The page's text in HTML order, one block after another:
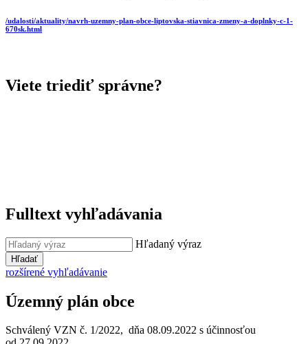
/udalosti/aktuality/navrh-uzemny-plan-obce-liptovska-stiavnica-zmeny-a-doplnky-c-1-
670sk.html
Viete triediť správne?
Fulltext vyhľadávania
Hľadaný výraz
Hľadať
rozšírené vyhľadávanie
Územný plán obce
Schválený VZN č. 1/2022, dňa 08.09.2022 s účinnosťou